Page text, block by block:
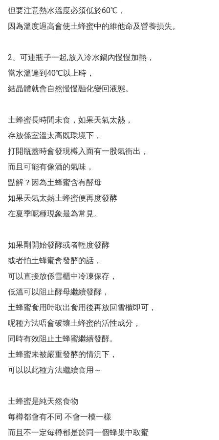
但要注意熱水溫度必須低於60℃，
因為溫度過高會使土蜂蜜中的維他命及營養損失。
2、可連瓶子一起,放入冷水鍋內慢慢加熱，
當水溫達到40℃以上時，
結晶體就會自然慢慢融化變回液態。
土蜂蜜長時間未食，如果天氣太熱，
存放係室溫太高既環境下，
打開瓶蓋時會發現樽入面有一股氣衝出，
而且可能有像酒的氣味，
點解？因為土蜂蜜含有酵母
如果天氣太熱土蜂蜜便再度發酵
在夏季呢種現象最為常見。
如果剛開始發酵或者輕度發酵
或者怕土蜂蜜會發酵的話，
可以直接放係雪櫃中冷凍保存，
低溫可以阻止酵母繼續發酵，
土蜂蜜食用時取出食用後再放回雪櫃即可，
呢種方法唔會破壞土蜂蜜的活性成分，
同時有效阻止土蜂蜜繼續發酵。
土蜂蜜未被嚴重發酵的情況下，
可以以此種方法繼續食用～
土蜂蜜是純天然食物
每樽都會有不同 不會一模一樣
而且不一定每樽都是於同一個蜂巢中取蜜